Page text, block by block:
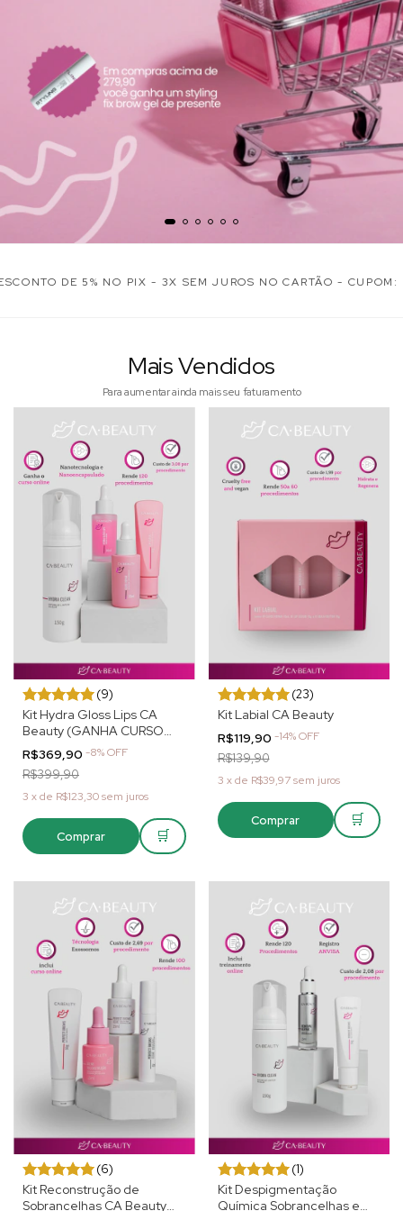
DE 5% NO PIX - 3X SEM JUROS NO CARTÃO - CUPOM:
Mais Vendidos
Kit Hydra Gloss Lips CA
Beauty (GANHA CURSO
ONLINE)
(9)
R$369,90 -8%OFF
R$399,90
3 xde R$123,30sem juros
Comprar 🛒
Kit Labial CA Beauty
(23)
R$119,90 -14%OFF
R$139,90
3 xde R$39,97 sem juros
Comprar 🛒
Kit Reconstrução de
Sobrancelhas CA Beauty
(6)
Kit Despigmentação
Química Sobrancelhas e
(1)